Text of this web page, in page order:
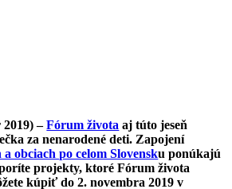
2019) –Fórum života aj túto jeseň
za nenarodené deti. Zapojení
a obciach po celom Slovensku ponúkajú
projekty, ktoré Fórum života
kúpiť do 2. novembra 2019 v